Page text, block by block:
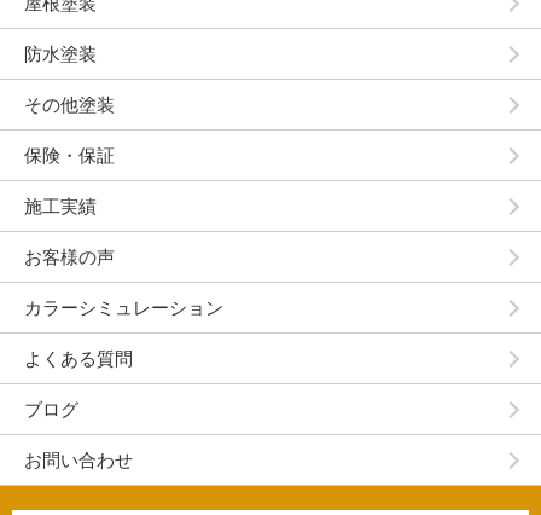
防水塗装
その他塗装
保険・保証
施工実績
お客様の声
カラーシミュレーション
よくある質問
ブログ
お問い合わせ